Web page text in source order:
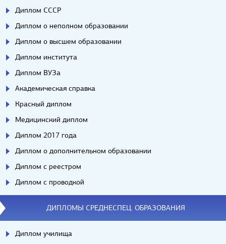
Диплом СССР
Диплом о неполном образовании
Диплом о высшем образовании
Диплом института
Диплом ВУЗа
Академическая справка
Красный диплом
Медицинский диплом
Диплом 2017 года
Диплом о дополнительном образовании
Диплом с реестром
Диплом с проводкой
ДИПЛОМЫ СРЕДНЕСПЕЦ. ОБРАЗОВАНИЯ
Диплом училища